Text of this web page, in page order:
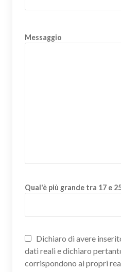
Messaggio
Qual'è più grande tra 17 e
Dichiaro di avere
dati reali e dichiaro
corrispondono ai propri